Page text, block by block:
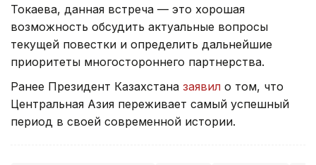
Токаева, данная встреча — это хорошая
возможность обсудить актуальные вопросы
текущей повестки и определить дальнейшие
приоритеты многостороннего партнерства.
Ранее Президент Казахстана заявил о том, что
Центральная Азия переживает самый успешный
период в своей современной истории.